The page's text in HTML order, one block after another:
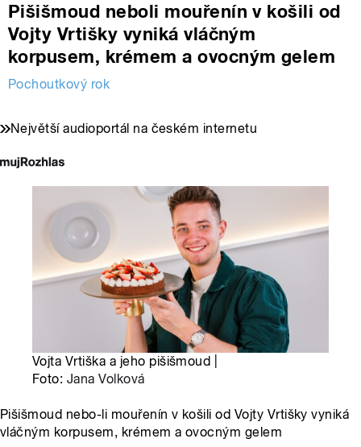
Pišišmoud neboli mouřenín v košili od
Vojty Vrtišky vyniká vláčným
korpusem, krémem a ovocným gelem
Pochoutkový rok
Největší audioportál na českém internetu
Vojta Vrtiška a jeho pišišmoud |
Foto: Jana Volková
Pišišmoud nebo-li mouřenín v košili od Vojty Vrtišky vyniká
vláčným korpusem, krémem a ovocným gelem